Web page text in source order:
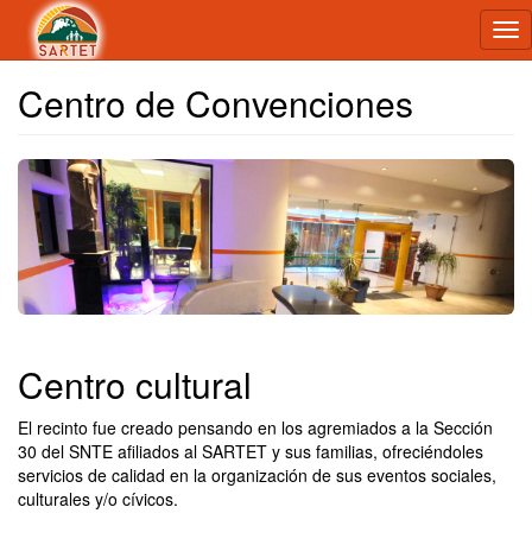
Centro de Convenciones
Centro cultural
El recinto fue creado pensando en los agremiados a la Sección
30 del SNTE afiliados al SARTET y sus familias, ofreciéndoles
servicios de calidad en la organización de sus eventos sociales,
culturales y/o cívicos.